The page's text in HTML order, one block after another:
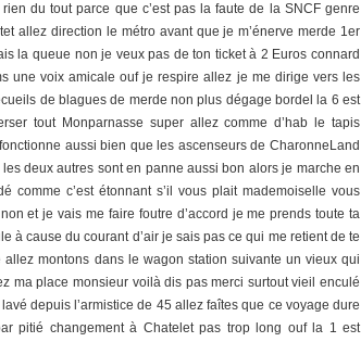
du tout parce que c’est pas la faute de la SNCF genre
allez direction le métro avant que je m’énerve merde 1er
la queue non je veux pas de ton ticket à 2 Euros connard
une voix amicale ouf je respire allez je me dirige vers les
de blagues de merde non plus dégage bordel la 6 est
tout Monparnasse super allez comme d’hab le tapis
aussi bien que les ascenseurs de CharonneLand
deux autres sont en panne aussi bon alors je marche en
comme c’est étonnant s’il vous plait mademoiselle vous
et je vais me faire foutre d’accord je me prends toute ta
à cause du courant d’air je sais pas ce qui me retient de te
montons dans le wagon station suivante un vieux qui
ma place monsieur voilà dis pas merci surtout vieil enculé
depuis l’armistice de 45 allez faîtes que ce voyage dure
pitié changement à Chatelet pas trop long ouf la 1 est